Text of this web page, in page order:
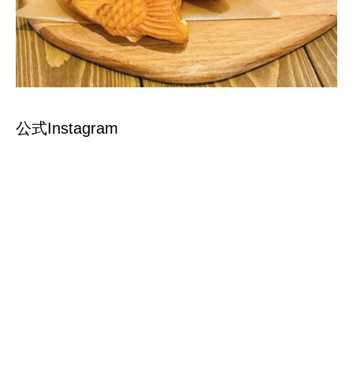
公式Instagram